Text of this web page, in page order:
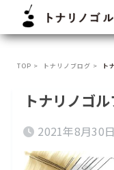
TOP > トナリノブログ > ト
トナリノゴ
2021年8月30日